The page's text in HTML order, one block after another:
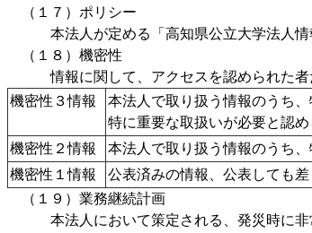
（１７）ポリシー
本法人が定める「高知県公立大学法人情
（１８）機密性
情報に関して、アクセスを認められた者
機密性３情報
本法人で取り扱う情報のうち
特に重要な取扱いが必要と認
機密性２情報
本法人で取り扱う情報のうち
機密性１情報
公表済みの情報、公表しても
（１９）業務継続計画
本法人において策定される、発災時に非